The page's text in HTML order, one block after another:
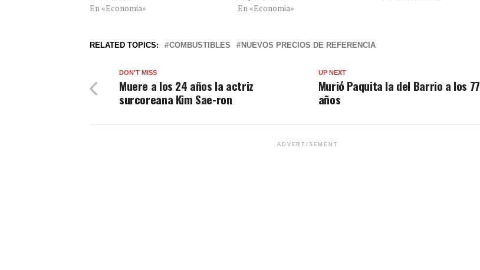
En «Economia» En «Economia»
RELATED TOPICS: COMBUSTIBLES NUEVOS PRECIOS DE REFERENCIA
UP NEXT
Murió Paquita la del Barrio a los 77
años
DON'T MISS
Muere a los 24 años la actriz
surcoreana Kim Sae-ron
ADVERTISEMENT